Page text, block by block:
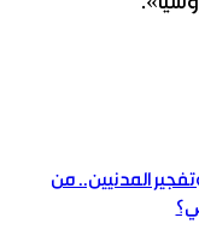
المدنيين.. من